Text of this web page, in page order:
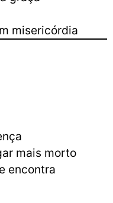
misericórdia
mais morto
encontra